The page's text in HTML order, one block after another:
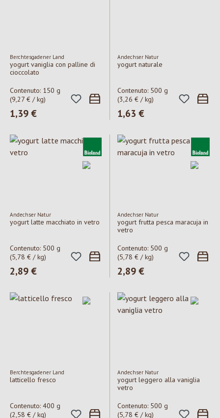
Berchtesgadener Land
yogurt vaniglia con palline di
cioccolato
Contenuto: 150 g
(9,27 € / kg)
Prezzo normale:
1,39 €
Andechser Natur
yogurt naturale
Contenuto: 500 g
(3,26 € / kg)
Prezzo normale:
1,63 €
Andechser Natur
yogurt latte macchiato in vetro
Contenuto: 500 g
(5,78 € / kg)
Prezzo normale:
2,89 €
Andechser Natur
yogurt frutta pesca maracuja in
vetro
Contenuto: 500 g
(5,78 € / kg)
Prezzo normale:
2,89 €
Berchtesgadener Land
latticello fresco
Contenuto: 400 g
(2,58 € / kg)
Andechser Natur
yogurt leggero alla vaniglia
vetro
Contenuto: 500 g
(5,78 € / kg)